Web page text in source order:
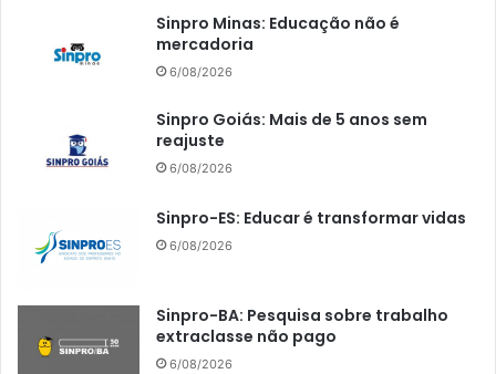
Sinpro Minas: Educação não é
mercadoria
6/08/2026
Sinpro Goiás: Mais de 5 anos sem
reajuste
6/08/2026
Sinpro-ES: Educar é transformar vidas
6/08/2026
Sinpro-BA: Pesquisa sobre trabalho
extraclasse não pago
6/08/2026